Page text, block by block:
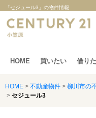
「セジュール3」の物件情報
HOME 買いたい 借り
HOME > 不動産物件 > 柳川市の
> セジュール3